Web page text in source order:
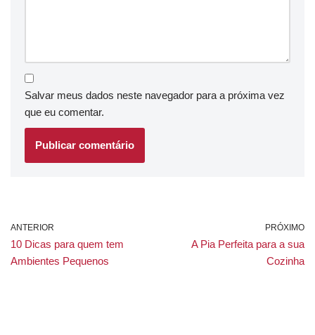
Salvar meus dados neste navegador para a próxima vez
que eu comentar.
ANTERIOR
10 Dicas para quem tem
Ambientes Pequenos
PRÓXIMO
A Pia Perfeita para a sua
Cozinha